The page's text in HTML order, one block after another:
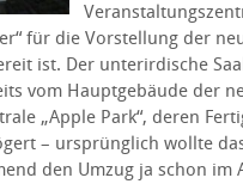
für die Vorstellung der
ist. Der unterirdische
vom Hauptgebäude der
„Apple Park“, deren
– ursprünglich wollte
den Umzug ja schon im